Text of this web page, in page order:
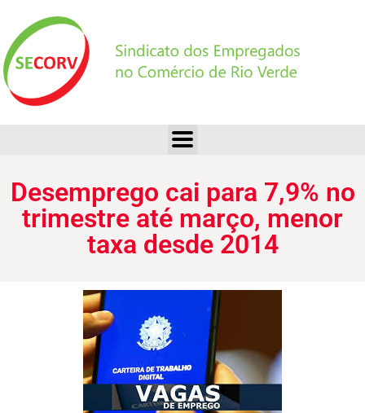
Desemprego cai para 7,9% no
trimestre até março, menor
taxa desde 2014